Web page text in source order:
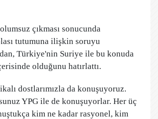
çıkması sonucunda
tutumuna ilişkin soruyu
Türkiye'nin Suriye ile bu konuda
olduğunu hatırlattı.
dostlarımızla da konuşuyoruz.
YPG ile de konuşuyorlar. Her üç
kim ne kadar rasyonel, kim